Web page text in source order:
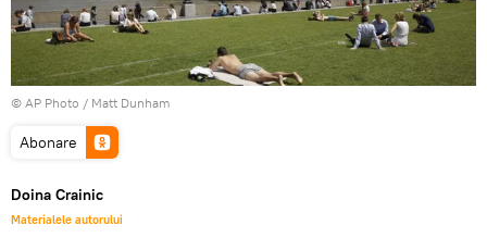
© AP Photo / Matt Dunham
Abonare
Doina Crainic
Materialele autorului